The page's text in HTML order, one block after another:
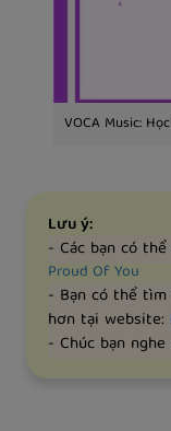
VOCA Music:
Lưu ý:
- Các bạn có
Proud Of You
- Bạn có thể
hơn tại website:
- Chúc bạn